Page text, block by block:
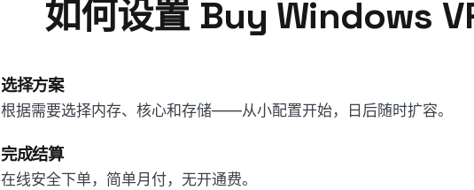
如何设置 Buy Windows
选择方案
根据需要选择内存、核心和存储——从小配置开始，日后随时扩容。
完成结算
在线安全下单，简单月付，无开通费。